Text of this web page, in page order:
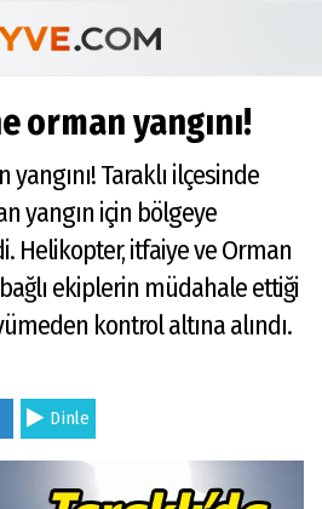
Yazarları
Video
Galeri
Foto
Galeri
Etkinlikler
Yayın
İlkeleri
Medyabar.com
Künye
İletişim
orman yangını!
yangını! Taraklı ilçesinde
yangın için bölgeye
Helikopter, itfaiye ve Orman
ekiplerin müdahale ettiği
kontrol altına alındı.
Dinle